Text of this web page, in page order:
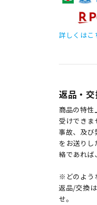
詳しくはこ
返品・
商品の特
受けできま
事故、及び
をお送り
絡であれば
※どのよう
返品/交換
せ。